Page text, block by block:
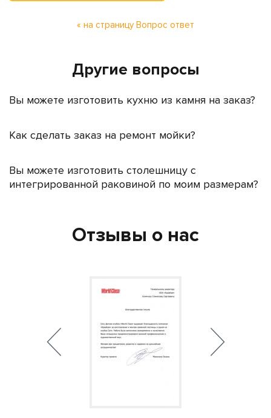
« на страницу Вопрос ответ
Другие вопросы
Вы можете изготовить кухню из камня на заказ?
Как сделать заказ на ремонт мойки?
Вы можете изготовить столешницу с
интегрированной раковиной по моим размерам?
Отзывы о нас